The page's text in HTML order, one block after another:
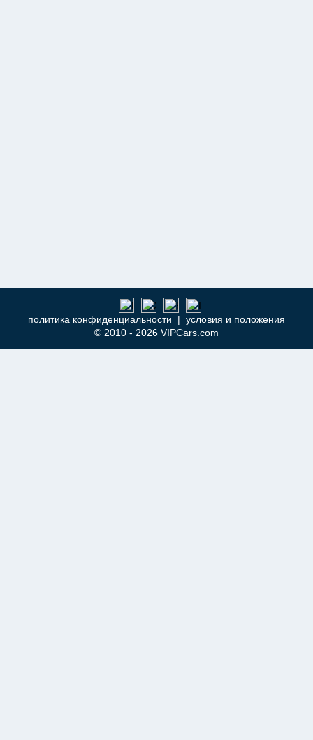
политика конфиденциальности | условия и положения
© 2010 - 2026 VIPCars.com